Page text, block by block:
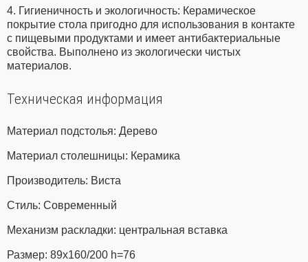
4. Гигиеничность и экологичность: Керамическое
покрытие стола пригодно для использования в контакте
с пищевыми продуктами и имеет антибактериальные
свойства. Выполнено из экологически чистых
материалов.
Техническая информация
Материал подстолья: Дерево
Материал столешницы: Керамика
Производитель: Виста
Стиль: Современный
Механизм раскладки: центральная вставка
Размер: 89x160/200 h=76